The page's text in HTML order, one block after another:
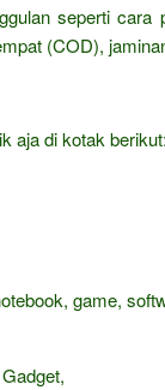
seperti
(COD),
aja di kotak berikut:
game,